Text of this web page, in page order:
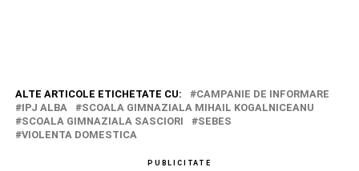
ALTE ARTICOLE ETICHETATE CU:
CAMPANIE DE INFORMARE
IPJ ALBA
SCOALA GIMNAZIALA MIHAIL KOGALNICEANU
SCOALA GIMNAZIALA SASCIORI
SEBES
VIOLENTA DOMESTICA
PUBLICITATE